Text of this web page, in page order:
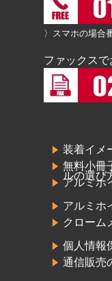
〉スマホの場合
ファックス
装着イメ
無料小冊
ルの選び
アルミホ
アルミホ
クローム
個人情報
通信販売